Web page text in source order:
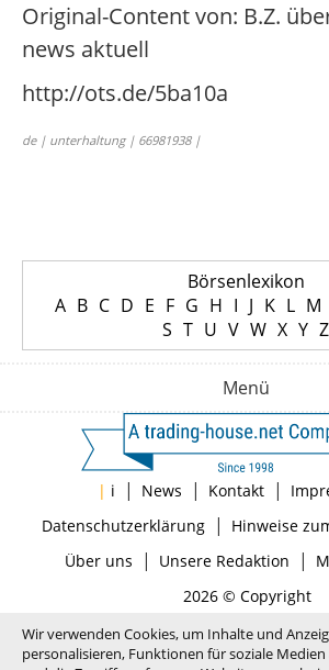
Original-Content von: B.Z.
news aktuell
http://ots.de/5ba10a
de | unterhaltung | 66981938 |
Börsenlexikon
A B C D E F G H I J K L M
S T U V W X Y Z
Menü
| i | News | Kontakt |
Datenschutzerklärung| Hinweise
Über uns | Unsere Redaktion |
2026 © Copyright
Wir verwenden Cookies, um Inhalte und
personalisieren, Funktionen für soziale